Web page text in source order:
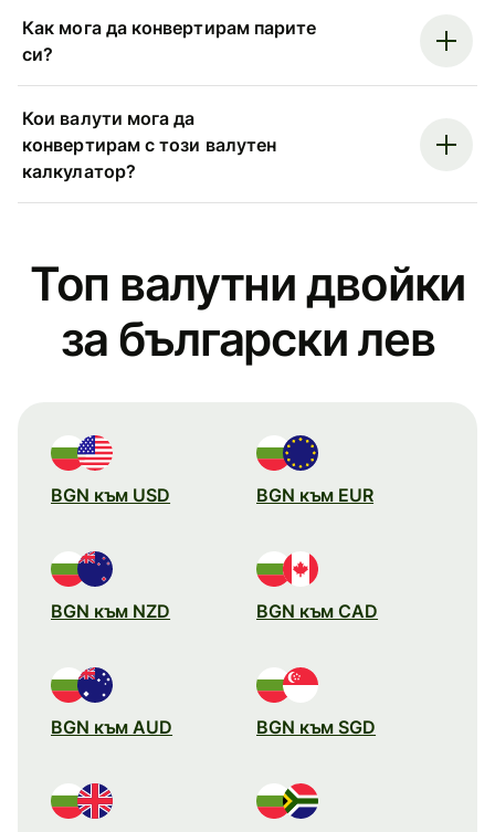
Как мога да конвертирам парите
си?
Кои валути мога да
конвертирам с този валутен
калкулатор?
Топ валутни двойки
за български лев
BGN към USD BGN към EUR
BGN към NZD BGN към CAD
BGN към AUD BGN към SGD